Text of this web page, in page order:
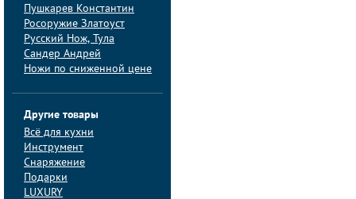
Пушкарев Константин
Росоружие Златоуст
Русский Нож, Тула
Сандер Андрей
Ножи по сниженной цене
Другие товары
Всё для кухни
Инструмент
Снаряжение
Подарки
LUXURY